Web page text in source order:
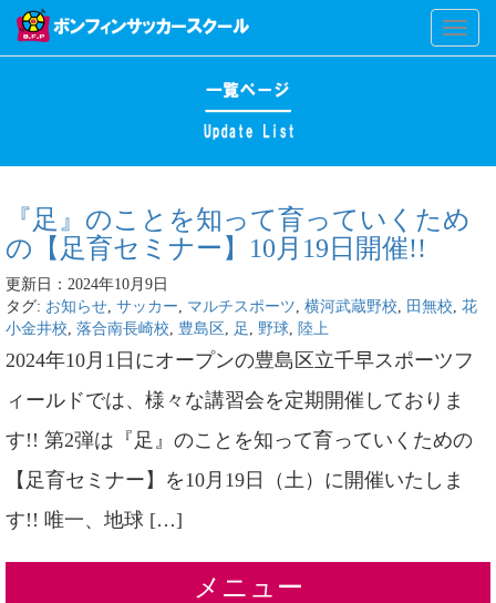
Toggle
『足』のことを知って育っていくため
の【足育セミナー】10月19日開催!!
更新日：2024年10月9日
タグ: お知らせ サッカー マルチスポーツ 横河武蔵野校 田無校 花
小金井校 落合南長崎校 豊島区 足 野球 陸上
2024年10月1日にオープンの豊島区立千早スポーツフ
ィールドでは、様々な講習会を定期開催しておりま
す!! 第2弾は『足』のことを知って育っていくための
【足育セミナー】を10月19日（土）に開催いたしま
す!! 唯一、地球 […]
メニュー